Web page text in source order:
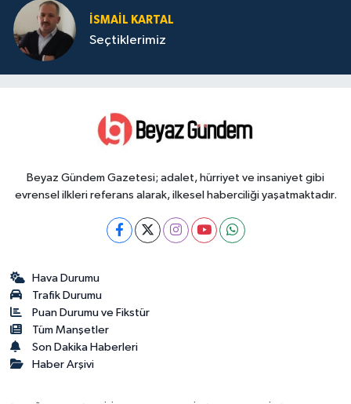
İSMAIL KARTAL
Seçtiklerimiz
Beyaz Gündem Gazetesi; adalet, hürriyet ve insaniyet gibi
evrensel ilkleri referans alarak, ilkesel haberciliği yaşatmaktadır.
Hava Durumu
Trafik Durumu
Puan Durumu ve Fikstür
Tüm Manşetler
Son Dakika Haberleri
Haber Arşivi